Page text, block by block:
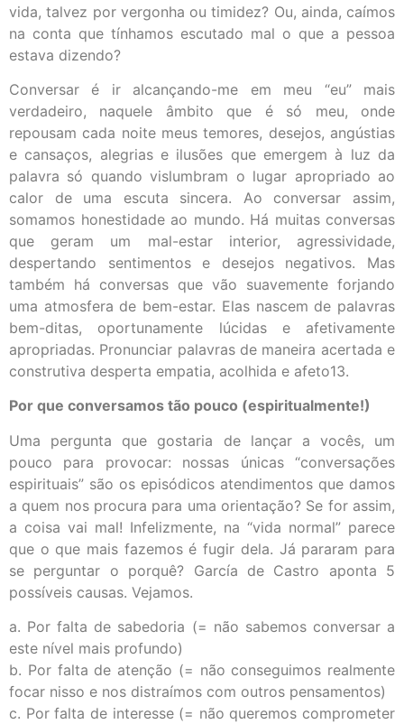
vida, talvez por vergonha ou timidez? Ou, ainda, caímos
na conta que tínhamos escutado mal o que a pessoa
estava dizendo?
Conversar é ir alcançando-me em meu “eu” mais
verdadeiro, naquele âmbito que é só meu, onde
repousam cada noite meus temores, desejos, angústias
e cansaços, alegrias e ilusões que emergem à luz da
palavra só quando vislumbram o lugar apropriado ao
calor de uma escuta sincera. Ao conversar assim,
somamos honestidade ao mundo. Há muitas conversas
que geram um mal-estar interior, agressividade,
despertando sentimentos e desejos negativos. Mas
também há conversas que vão suavemente forjando
uma atmosfera de bem-estar. Elas nascem de palavras
bem-ditas, oportunamente lúcidas e afetivamente
apropriadas. Pronunciar palavras de maneira acertada e
construtiva desperta empatia, acolhida e afeto13.
Por que conversamos tão pouco (espiritualmente!)
Uma pergunta que gostaria de lançar a vocês, um
pouco para provocar: nossas únicas “conversações
espirituais” são os episódicos atendimentos que damos
a quem nos procura para uma orientação? Se for assim,
a coisa vai mal! Infelizmente, na “vida normal” parece
que o que mais fazemos é fugir dela. Já pararam para
se perguntar o porquê? García de Castro aponta 5
possíveis causas. Vejamos.
a. Por falta de sabedoria (= não sabemos conversar a
este nível mais profundo)
b. Por falta de atenção (= não conseguimos realmente
focar nisso e nos distraímos com outros pensamentos)
c. Por falta de interesse (= não queremos comprometer